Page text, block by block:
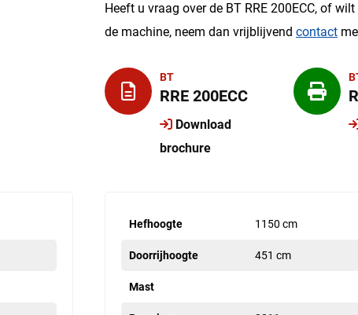
Heeft u vraag over de BT RRE 200ECC, of
de machine, neem dan vrijblijvend contact
BT
RRE 200ECC
Download
brochure
Hefhoogte 1150 cm
Doorrijhoogte 451 cm
Mast